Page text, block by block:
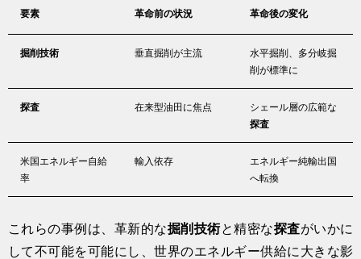
要素 革命前の状況 革命後の変化
掘削技術 垂直掘削が主流
水平掘削、多分岐掘
削が標準に
探査 在来型油田に焦点
シェール層の広範な
探査
米国エネルギー自給
率
輸入依存
エネルギー純輸出国
へ転換
これらの事例は、革新的な掘削技術と精密な探査がいかに
して不可能を可能にし、世界のエネルギー供給に大きな影